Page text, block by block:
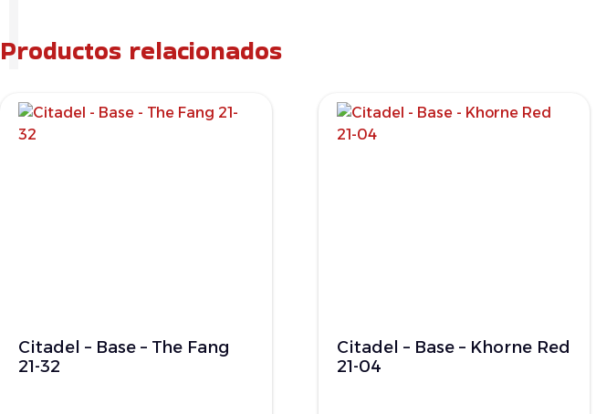
Productos relacionados
Citadel – Base – The Fang
21-32
Citadel – Base – Khorne Red
21-04